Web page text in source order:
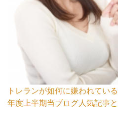
トレランが如何に嫌われてい
年度上半期当ブログ人気記事と